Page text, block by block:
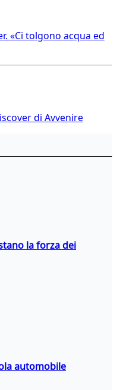
«Ci tolgono acqua ed
di Avvenire
la forza dei
automobile